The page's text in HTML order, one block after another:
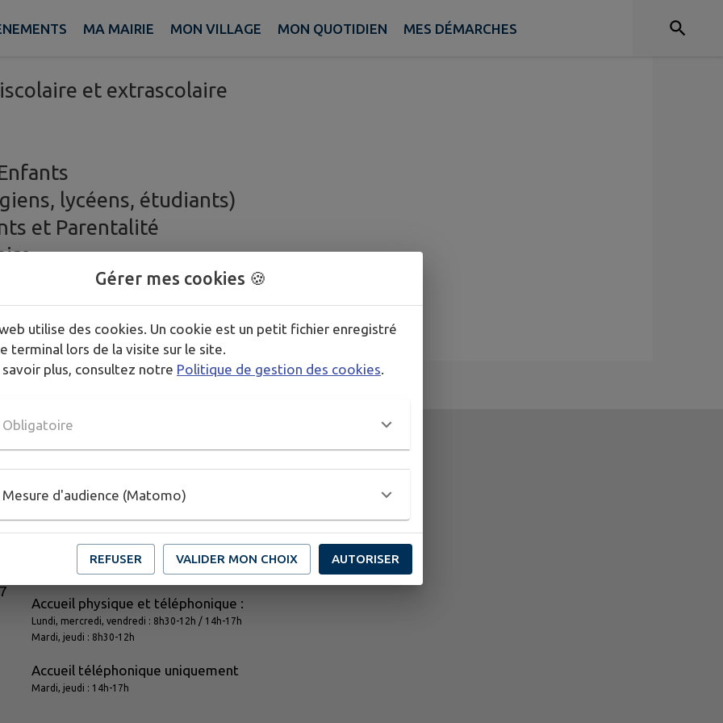
MA MAIRIE MON VILLAGE MON QUOTIDIEN MES DÉMARCHES
et extrascolaire
lycéens, étudiants)
et Parentalité
Horaires d'ouverture
de la mairie
Accueil physique et téléphonique :
Lundi, mercredi, vendredi : 8h30-12h / 14h-17h
Mardi, jeudi : 8h30-12h
Accueil téléphonique uniquement
Mardi, jeudi : 14h-17h
Gérer mes cookies 🍪
utilise des cookies. Un cookie est un petit fichier enregistré
terminal lors de la visite sur le site.
savoir plus, consultez notre Politique de gestion des cookies.
Obligatoire
Mesure d'audience (Matomo)
REFUSER VALIDER MON CHOIX AUTORISER